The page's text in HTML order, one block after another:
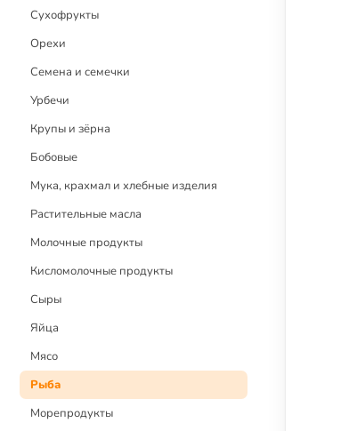
Выпечка
Заготовки
Постные блюда
Детское меню
Рецепты без глютена
Рецепты с блендером
Рецепты с дегидратором
Сухофрукты
Орехи
Семена и семечки
Урбечи
Крупы и зёрна
Бобовые
Мука, крахмал и хлебные изделия
Растительные масла
Молочные продукты
Кисломолочные продукты
Сыры
Яйца
Мясо
Рыба
Морепродукты